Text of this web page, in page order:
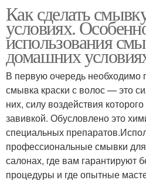
Как сделать
условиях.
использования
домашних
В первую очередь необходимо
смывка краски с волос — это
них, силу воздействия
завивкой. Обусловлено это
специальных
профессиональные смывки
салонах, где вам гарантируют
процедуры и где опытные